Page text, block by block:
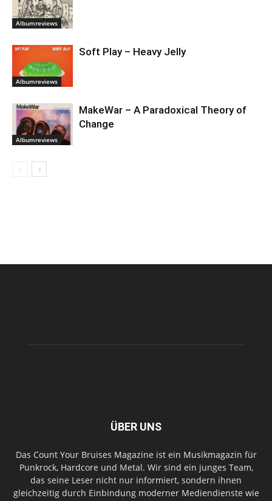
Albumreviews
Albumreviews
Soft Play – Heavy Jelly
Albumreviews
MakeWar – A Paradoxical Theory of
Change
ÜBER UNS
Das Count Your Bruises Magazine ist ein Musikmagazin für
Punkrock, Hardcore und Metal. Wir sind ein junges Team,
das seine Leser nicht nur informiert, sondern ihnen
gleichzeitig durch Einbindung moderner Mediendienste wie